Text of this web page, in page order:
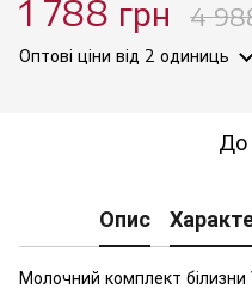
1 788 грн 4
Оптові ціни від 2 одиниць
До
Опис
Молочний комплект